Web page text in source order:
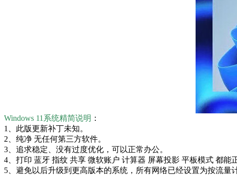
Windows 11系统精简说明 ：
1、此版更新补丁未知。
2、纯净 无任何第三方软件。
3、追求稳定、没有过度优化，可以正常办公。
4、打印 蓝牙 指纹 共享 微软账户 计算器 屏幕投影 平板模式 都能
5、避免以后升级到更高版本的系统，所有网络已经设置为按流量